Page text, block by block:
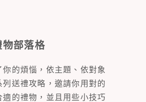
物部落格
你的煩惱，依主題、依對象
列送禮攻略，邀請你用對的
適的禮物，並且用些小技巧